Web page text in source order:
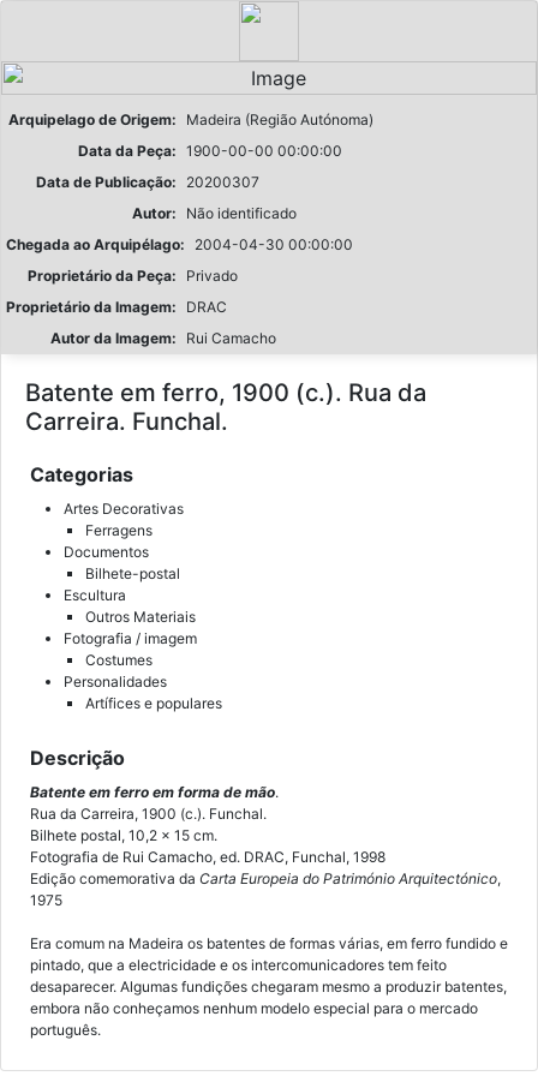
Arquipelago de Origem:
Madeira (Região Autónoma)
Data da Peça: 1900-00-00 00:00:00
Data de Publicação:
20200307
Autor:
Não identificado
Chegada ao Arquipélago:
2004-04-30 00:00:00
Proprietário da Peça:
Privado
Proprietário da Imagem:
DRAC
Autor da Imagem:
Rui Camacho
Batente em ferro, 1900 (c.). Rua da
Carreira. Funchal.
Categorias
Artes Decorativas
Ferragens
Documentos
Bilhete-postal
Escultura
Outros Materiais
Fotografia / imagem
Costumes
Personalidades
Artífices e populares
Descrição
Batente em ferro em forma de mão.
Rua da Carreira, 1900 (c.). Funchal.
Bilhete postal, 10,2 x 15 cm.
Fotografia de Rui Camacho, ed. DRAC, Funchal, 1998
Edição comemorativa da Carta Europeia do Património Arquitectónico,
1975
Era comum na Madeira os batentes de formas várias, em ferro fundido e
pintado, que a electricidade e os intercomunicadores tem feito
desaparecer. Algumas fundições chegaram mesmo a produzir batentes,
embora não conheçamos nenhum modelo especial para o mercado
português.